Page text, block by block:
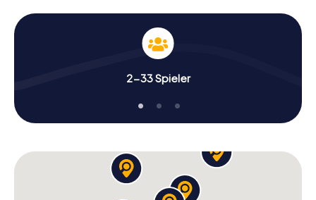
2-33 Spieler